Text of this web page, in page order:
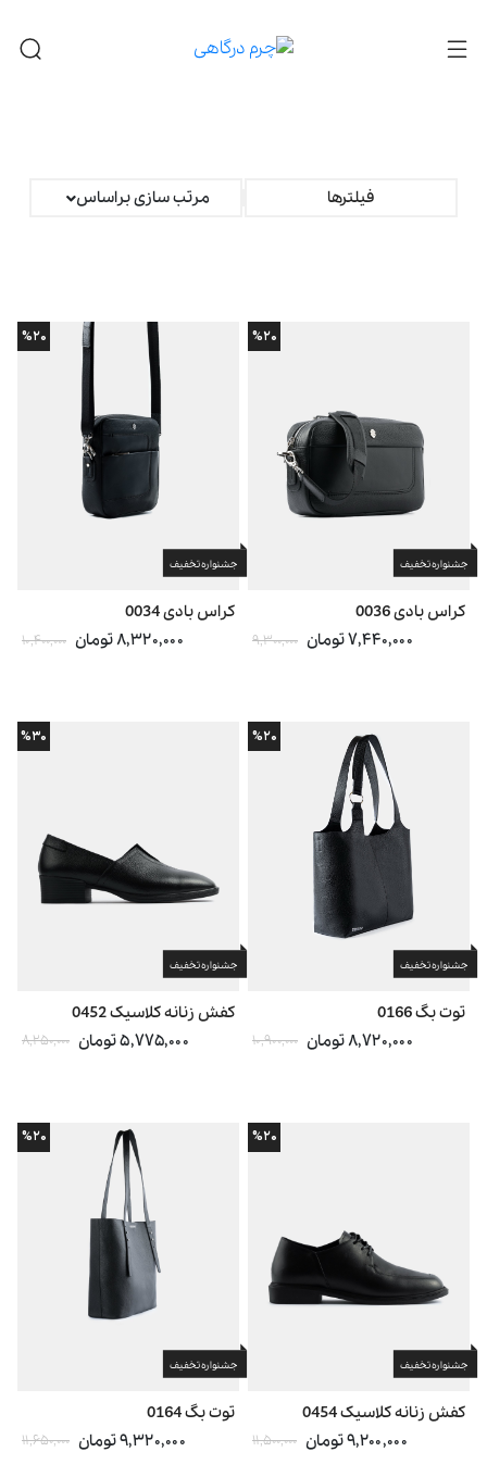
فیلترها مرتب سازی براساس
%۲۰
جشنواره تخفیف
کراس بادی 0036
۹,۳۰۰,۰۰۰ ۷,۴۴۰,۰۰۰ تومان
%۲۰
جشنواره تخفیف
کراس بادی 0034
۱۰,۴۰۰,۰۰۰ ۸,۳۲۰,۰۰۰ تومان
%۲۰
جشنواره تخفیف
توت بگ 0166
۱۰,۹۰۰,۰۰۰ ۸,۷۲۰,۰۰۰ تومان
%۳۰
جشنواره تخفیف
کفش زنانه کلاسیک 0452
۸,۲۵۰,۰۰۰ ۵,۷۷۵,۰۰۰ تومان
%۲۰
جشنواره تخفیف
کفش زنانه کلاسیک 0454
۱۱,۵۰۰,۰۰۰ ۹,۲۰۰,۰۰۰ تومان
%۲۰
جشنواره تخفیف
توت بگ 0164
۱۱,۶۵۰,۰۰۰ ۹,۳۲۰,۰۰۰ تومان